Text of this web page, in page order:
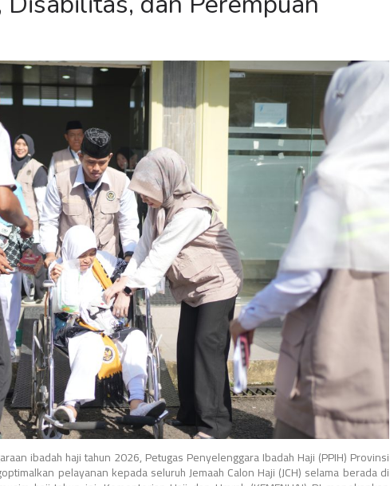
ibadah haji tahun 2026, Petugas Penyelenggara Ibadah Haji (PPIH) Provinsi
pelayanan kepada seluruh Jemaah Calon Haji (JCH) selama berada di